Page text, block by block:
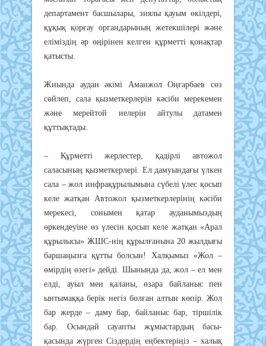
департамент басшылары, зиялы қауым өкілдері,
құқық қорғау органдарының жетекшілері және
еліміздің әр өңірінен келген құрметті қонақтар
қатысты.
Жиында аудан әкімі Аманжол Оңғарбаев сөз
сөйлеп, сала қызметкерлерін кәсіби мерекемен
және мерейтой иелерін айтулы датамен
құттықтады.
– Құрметті жерлестер, қадірлі автожол
саласының қызметкерлері. Ел дамуындағы үлкен
сала – жол инфрақұрылымына сүбелі үлес қосып
келе жатқан Автожол қызметкерлерінің кәсіби
мерекесі, сонымен қатар ауданымыздың
өркендеуіне өз үлесін қосып келе жатқан «Арал
құрылысы» ЖШС-нің құрылғанына 20 жылдығы
баршаңызға құтты болсын! Халқымыз «Жол –
өмірдің өзегі» дейді. Шынында да, жол – ел мен
елді, ауыл мен қаланы, өзара байланыс пен
ынтымаққа берік негіз болған алтын көпір. Жол
бар жерде – даму бар, байланыс бар, тіршілік
бар. Осындай сауапты жұмыстардың басы-
қасында жүрген Сіздердің еңбектеріңіз – халық